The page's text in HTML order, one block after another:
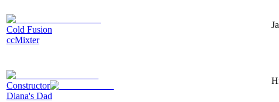
Cold Fusion
ccMixter
Сonstructor
Diana's Dad